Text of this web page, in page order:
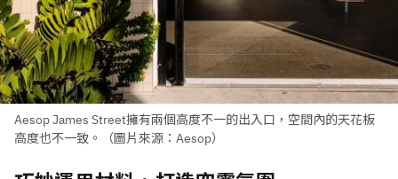
Aesop James Street擁有兩個高度不一的出入口，空間內的天花板
高度也不一致。（圖片來源：Aesop）